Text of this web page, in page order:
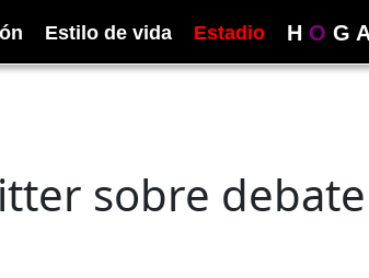
Estilo de vida Estadio H O G A
sobre debate